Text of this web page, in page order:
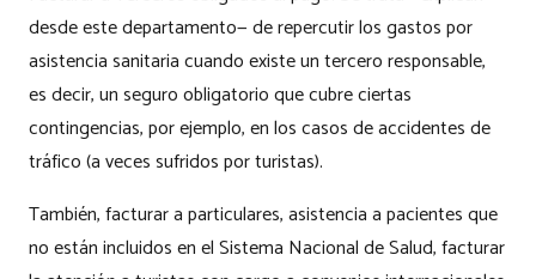
desde este departamento— de repercutir los gastos por
asistencia sanitaria cuando existe un tercero responsable,
es decir, un seguro obligatorio que cubre ciertas
contingencias, por ejemplo, en los casos de accidentes de
tráfico (a veces sufridos por turistas).
También, facturar a particulares, asistencia a pacientes que
no están incluidos en el Sistema Nacional de Salud, facturar